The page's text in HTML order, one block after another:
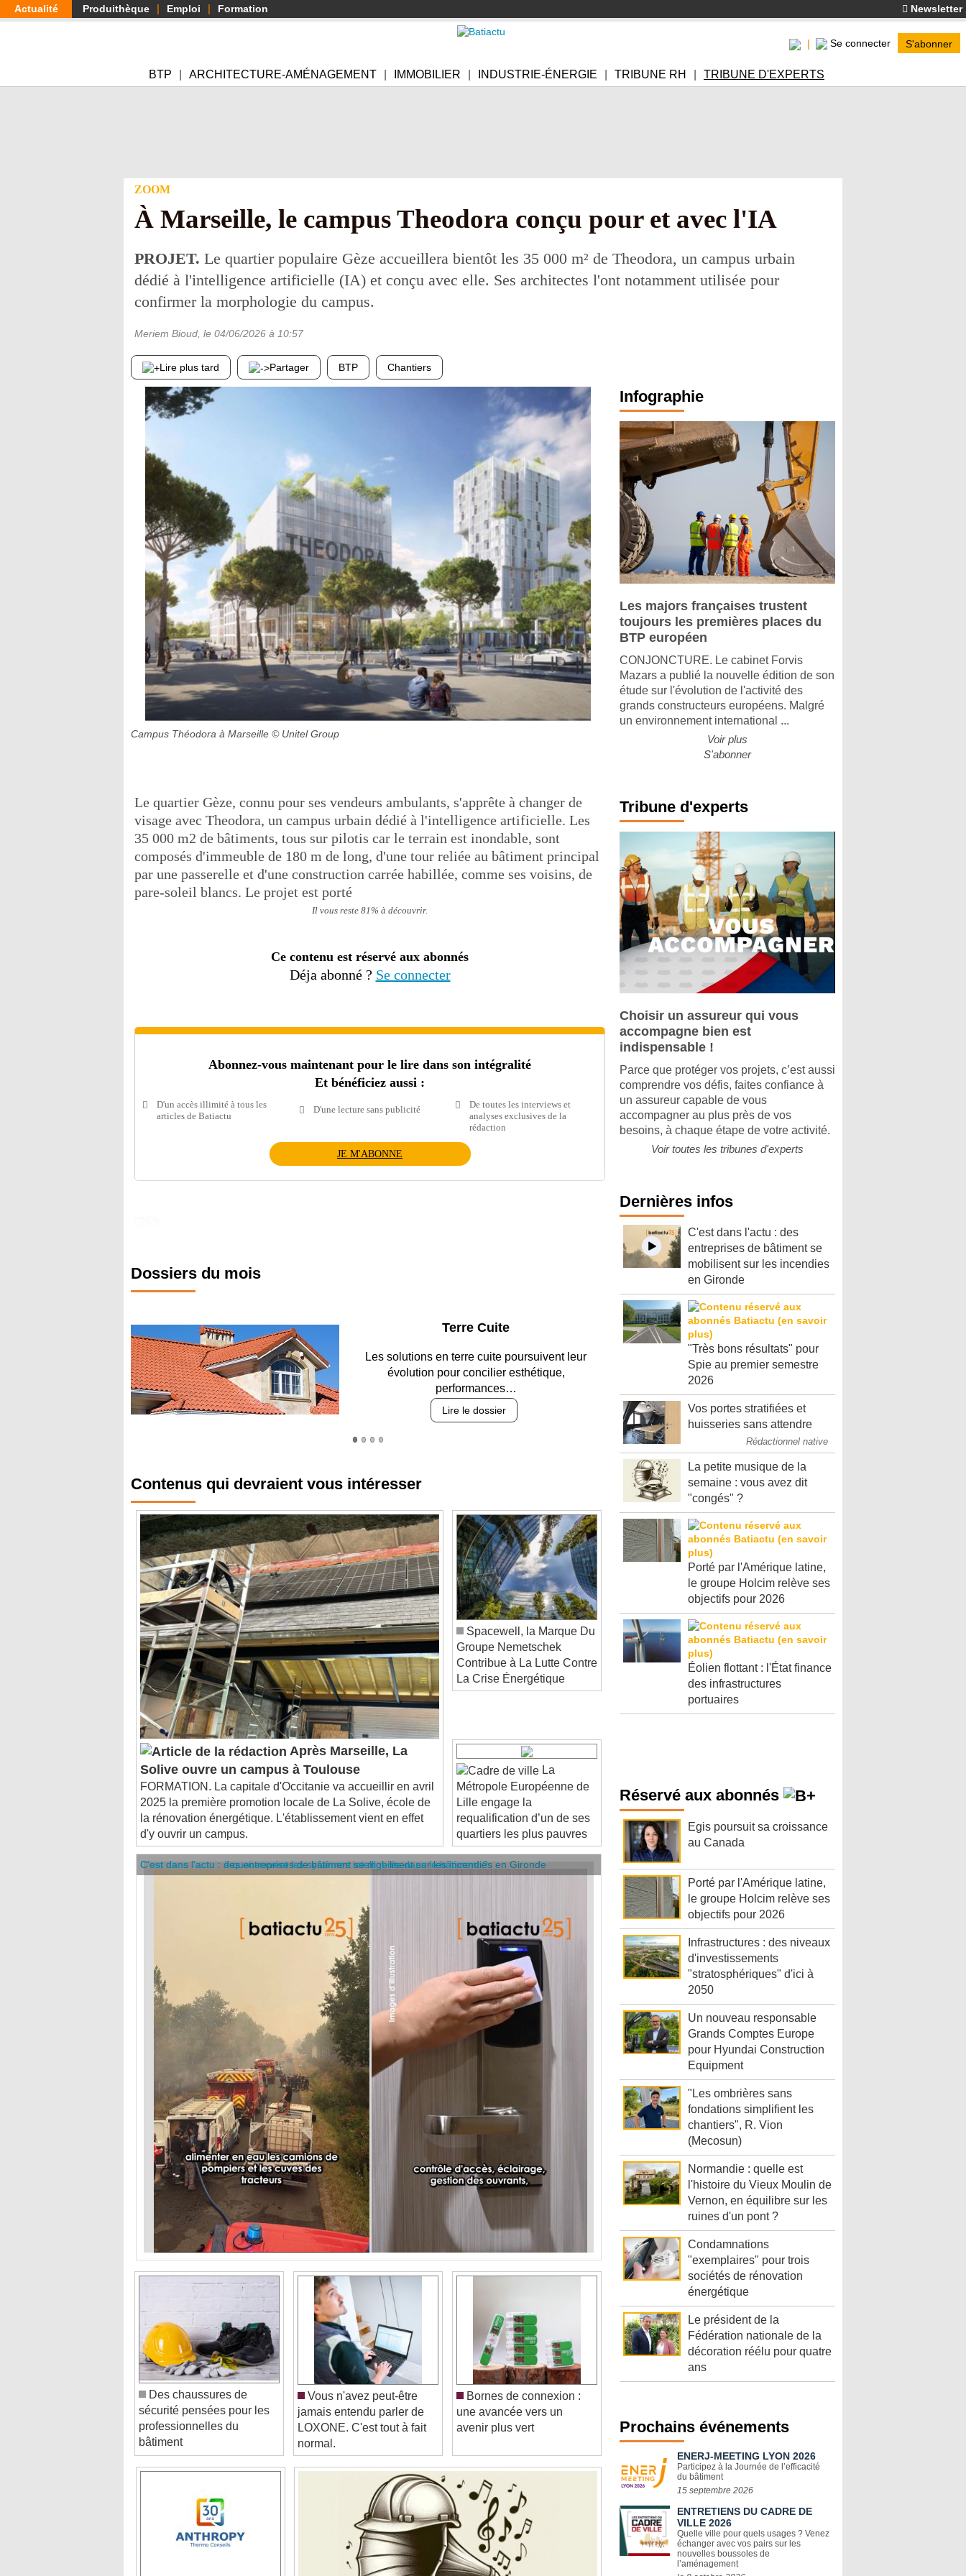
Aller
au
Actualité Produithèque Emploi Formation Newsletter
Se connecter S'abonner
BTP ARCHITECTURE-AMÉNAGEMENT IMMOBILIER INDUSTRIE-ÉNERGIE TRIBUNE RH TRIBUNE D'EXPERTS
ZOOM
À Marseille, le campus Theodora conçu pour et avec l'IA
PROJET. Le quartier populaire Gèze accueillera bientôt les 35 000 m² de Theodora, un campus urbain
dédié à l'intelligence artificielle (IA) et conçu avec elle. Ses architectes l'ont notamment utilisée pour
confirmer la morphologie du campus.
Meriem Bioud , le 04/06/2026 à 10:57
Lire plus tard Partager BTP Chantiers
Campus Théodora à Marseille © Unitel Group
Le quartier Gèze, connu pour ses vendeurs ambulants, s'apprête à changer de
visage avec Theodora, un campus urbain dédié à l'intelligence artificielle. Les
35 000 m2 de bâtiments, tous sur pilotis car le terrain est inondable, sont
composés d'immeuble de 180 m de long, d'une tour reliée au bâtiment principal
par une passerelle et d'une construction carrée habillée, comme ses voisins, de
pare-soleil blancs. Le projet est porté
Il vous reste 81% à découvrir.
Ce contenu est réservé aux abonnés
Déja abonné ? Se connecter
Abonnez-vous maintenant pour le lire dans son intégralité
Et bénéficiez aussi :
D'un accès illimité à tous les
articles de Batiactu
D'une lecture sans publicité
De toutes les interviews et
analyses exclusives de la
rédaction
JE M'ABONNE
Dossiers du mois
Parking et garages
Entre circulation, sécurisation des accès, durabilité
des revêtements et intégration…
Lire le dossier
Après Marseille, La
Solive ouvre un campus à Toulouse
FORMATION. La capitale d'Occitanie va accueillir en avril
2025 la première promotion locale de La Solive, école de
la rénovation énergétique. L'établissement vient en effet
d'y ouvrir un campus.
Spacewell, la Marque Du
Groupe Nemetschek
Contribue à La Lutte Contre
La Crise Énergétique
Métropole Européenne de
Lille engage la
requalification d’un de ses
quartiers les plus pauvres
C'est dans l'actu : des entreprises de bâtiment se mobilisent sur les incendies en Gironde
C'est dans l'actu : à quoi servent les systèmes intelligents dans le bâtiment ?
Des chaussures de
sécurité pensées pour les
professionnelles du
bâtiment
Vous n'avez peut-être
jamais entendu parler de
LOXONE. C'est tout à fait
normal.
Bornes de connexion :
une avancée vers un
avenir plus vert
Infographie
Les majors françaises trustent
toujours les premières places du
BTP européen
CONJONCTURE. Le cabinet Forvis
Mazars a publié la nouvelle édition de son
étude sur l'évolution de l'activité des
grands constructeurs européens. Malgré
un environnement international ...
Voir plus
S'abonner
Tribune d'experts
Choisir un assureur qui vous
accompagne bien est
indispensable !
Parce que protéger vos projets, c’est aussi
comprendre vos défis, faites confiance à
un assureur capable de vous
accompagner au plus près de vos
besoins, à chaque étape de votre activité.
Voir toutes les tribunes d'experts
Dernières infos
C'est dans l'actu : des
entreprises de bâtiment se
mobilisent sur les incendies
en Gironde
"Très bons résultats" pour
Spie au premier semestre
2026
Vos portes stratifiées et
huisseries sans attendre
Rédactionnel native
La petite musique de la
semaine : vous avez dit
"congés" ?
Porté par l'Amérique latine,
le groupe Holcim relève ses
objectifs pour 2026
Éolien flottant : l'État finance
des infrastructures
portuaires
Réservé aux abonnés
Egis poursuit sa croissance
au Canada
Porté par l'Amérique latine,
le groupe Holcim relève ses
objectifs pour 2026
Infrastructures : des niveaux
d'investissements
"stratosphériques" d'ici à
2050
Un nouveau responsable
Grands Comptes Europe
pour Hyundai Construction
Equipment
"Les ombrières sans
fondations simplifient les
chantiers", R. Vion
(Mecosun)
Normandie : quelle est
l'histoire du Vieux Moulin de
Vernon, en équilibre sur les
ruines d'un pont ?
Condamnations
"exemplaires" pour trois
sociétés de rénovation
énergétique
Le président de la
Fédération nationale de la
décoration réélu pour quatre
ans
Prochains événements
ENERJ-MEETING LYON 2026
Participez à la Journée de l’efficacité
du bâtiment
15 septembre 2026
ENTRETIENS DU CADRE DE
VILLE 2026
Quelle ville pour quels usages ? Venez
échanger avec vos pairs sur les
nouvelles boussoles de
l’aménagement